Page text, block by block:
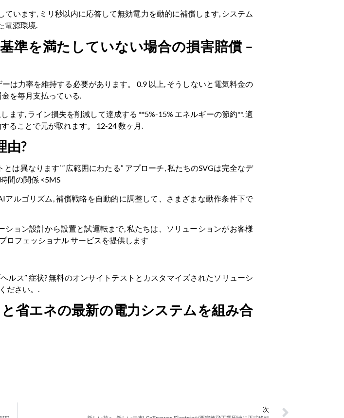
います, ミリ秒以内に応答して無効電力を動的に補償します, システム
電源環境.
準を満たしていない場合の損害賠償 –
は力率を維持する必要があります。 0.9 以上, そうしないと電気料金の
を毎月支払っている.
す, ライン損失を削減して達成する **5%-15% エネルギーの節約**. 適
ることで元が取れます。 12-24 数ヶ月.
由?
は異なります’ “広範囲にわたる” アプローチ, 私たちのSVGは完全なデ
間の関係 <5MS
アルゴリズム, 補償戦略を自動的に調整して、さまざまな動作条件下で
ション設計から設置と試運転まで, 私たちは、ソリューションがお客様
ロフェッショナル サービスを提供します
ルス” 症状? 無料のオンサイトテストとカスタマイズされたソリューシ
ださい。.
省エネの最新の電力システムを組み合
次